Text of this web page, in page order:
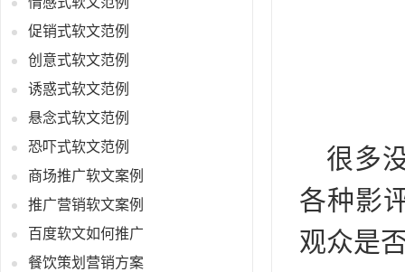
促销式软文范例
创意式软文范例
诱惑式软文范例
悬念式软文范例
恐吓式软文范例
商场推广软文案例
推广营销软文案例
百度软文如何推广
餐饮策划营销方案
很多
各种影
观众是